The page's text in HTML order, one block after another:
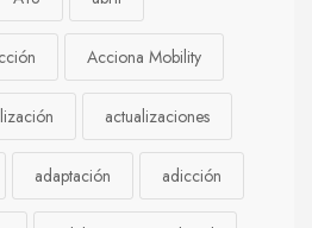
Acciona Mobility
actualizaciones
adaptación adicción